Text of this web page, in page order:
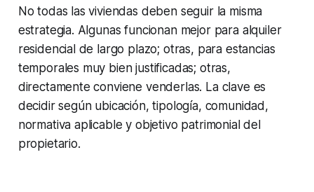
No todas las viviendas deben seguir la misma
estrategia. Algunas funcionan mejor para alquiler
residencial de largo plazo; otras, para estancias
temporales muy bien justificadas; otras,
directamente conviene venderlas. La clave es
decidir según ubicación, tipología, comunidad,
normativa aplicable y objetivo patrimonial del
propietario.